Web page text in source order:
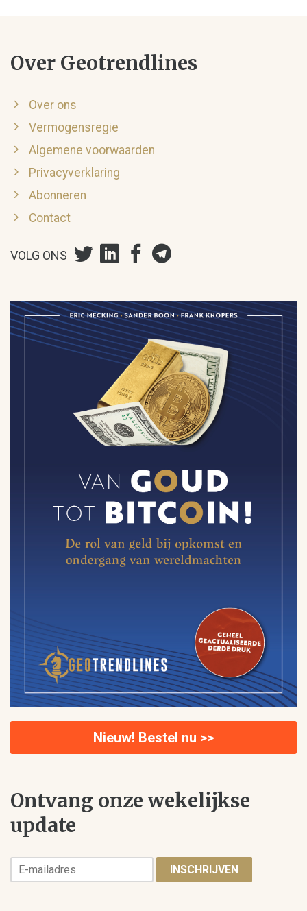
Over Geotrendlines
Over ons
Vermogensregie
Algemene voorwaarden
Privacyverklaring
Abonneren
Contact
VOLG ONS
Nieuw! Bestel nu >>
Ontvang onze wekelijkse
update
INSCHRIJVEN